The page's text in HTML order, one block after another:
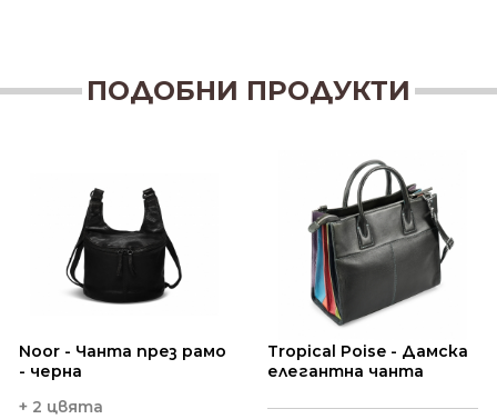
ПОДОБНИ ПРОДУКТИ
Noor - Чанта през рамо
- черна
+ 2 цвята
Tropical Poise - Дамска
елегантна чанта